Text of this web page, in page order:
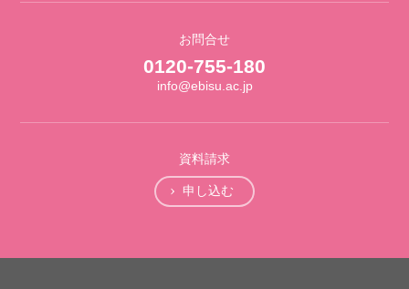
お問合せ
0120-755-180
info@ebisu.ac.jp
資料請求
申し込む